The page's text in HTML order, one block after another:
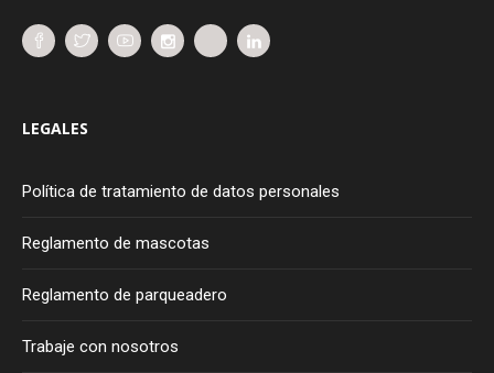
LEGALES
Política de tratamiento de datos personales
Reglamento de mascotas
Reglamento de parqueadero
Trabaje con nosotros